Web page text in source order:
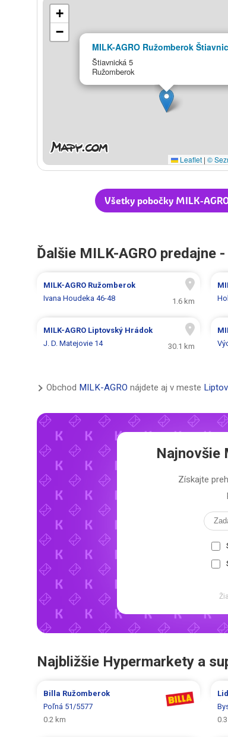
MILK-AGRO Ružomberok
Štiavnická 5
Ružomberok
+
−
Leaflet | ©
Všetky pobočky MILK-
Ďalšie MILK-AGRO predajne
MILK-AGRO Ružomberok
Ivana Houdeka 46-48
1.6 km
MILK-AGRO Liptovský Hrádok
J. D. Matejovie 14
30.1 km
Obchod MILK-AGRO nájdete aj v meste
Najnovšie
Získajte
Najbližšie Hypermarkety a
Billa Ružomberok
Poľná 51/5577
0.2 km
Lidl